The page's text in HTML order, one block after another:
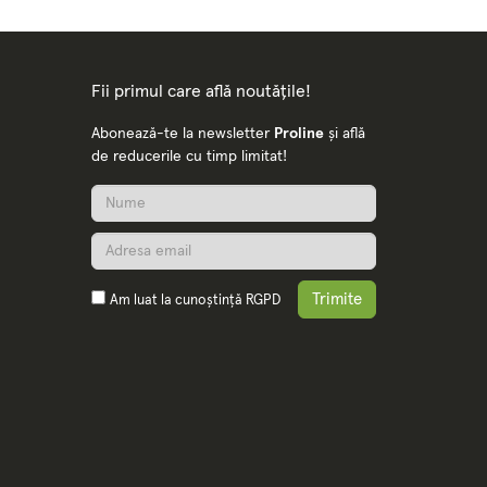
Fii primul care află noutățile!
Abonează-te la newsletter Prolineși află
de reducerile cu timp limitat!
Am luat la cunoștință RGPD Trimite